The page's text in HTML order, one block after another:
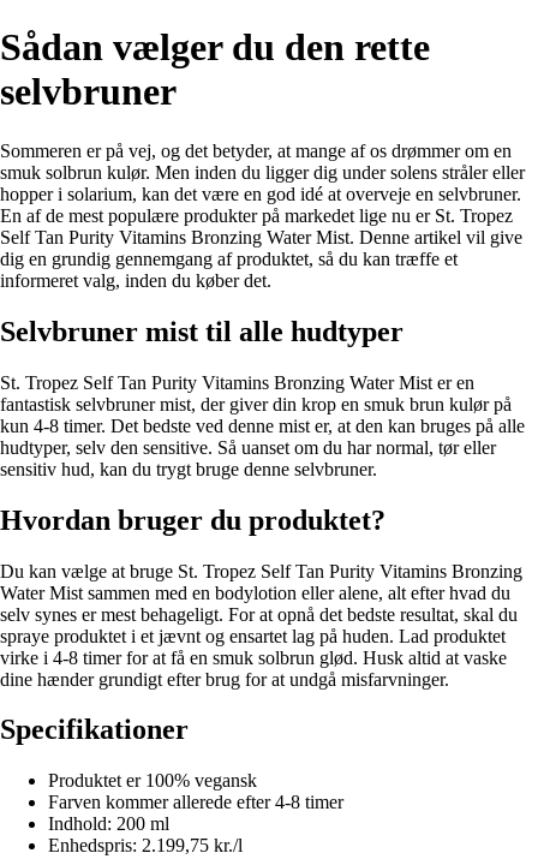
Sådan vælger du den rette
selvbruner
Sommeren er på vej, og det betyder, at mange af os drømmer om en
smuk solbrun kulør. Men inden du ligger dig under solens stråler eller
hopper i solarium, kan det være en god idé at overveje en selvbruner.
En af de mest populære produkter på markedet lige nu er St. Tropez
Self Tan Purity Vitamins Bronzing Water Mist. Denne artikel vil give
dig en grundig gennemgang af produktet, så du kan træffe et
informeret valg, inden du køber det.
Selvbruner mist til alle hudtyper
St. Tropez Self Tan Purity Vitamins Bronzing Water Mist er en
fantastisk selvbruner mist, der giver din krop en smuk brun kulør på
kun 4-8 timer. Det bedste ved denne mist er, at den kan bruges på alle
hudtyper, selv den sensitive. Så uanset om du har normal, tør eller
sensitiv hud, kan du trygt bruge denne selvbruner.
Hvordan bruger du produktet?
Du kan vælge at bruge St. Tropez Self Tan Purity Vitamins Bronzing
Water Mist sammen med en bodylotion eller alene, alt efter hvad du
selv synes er mest behageligt. For at opnå det bedste resultat, skal du
spraye produktet i et jævnt og ensartet lag på huden. Lad produktet
virke i 4-8 timer for at få en smuk solbrun glød. Husk altid at vaske
dine hænder grundigt efter brug for at undgå misfarvninger.
Specifikationer
Produktet er 100% vegansk
Farven kommer allerede efter 4-8 timer
Indhold: 200 ml
Enhedspris: 2.199,75 kr./l